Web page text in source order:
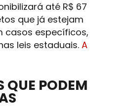
até R$ 67
que já estejam
casos específicos,
leis estaduais. A
QUE PODEM